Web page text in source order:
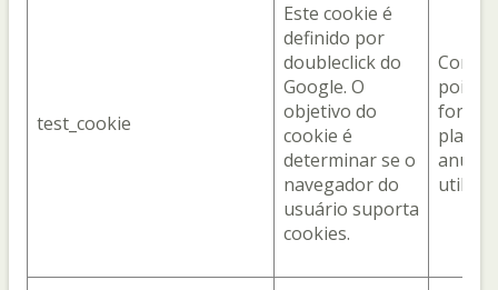
test_cookie
Este cookie é
definido por
doubleclick do
Google. O
objetivo do
cookie é
determinar se o
navegador do
usuário suporta
cookies.
Com o
pois